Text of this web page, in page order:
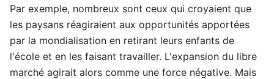
Par exemple, nombreux sont ceux qui croyaient que
les paysans réagiraient aux opportunités apportées
par la mondialisation en retirant leurs enfants de
l'école et en les faisant travailler. L'expansion du libre
marché agirait alors comme une force négative. Mais